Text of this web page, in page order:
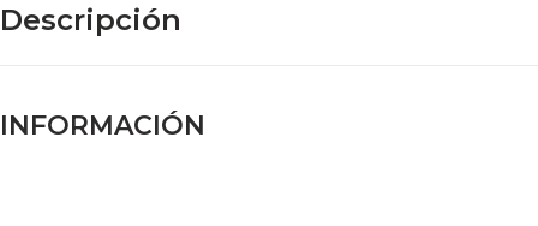
Descripción
INFORMACIÓN